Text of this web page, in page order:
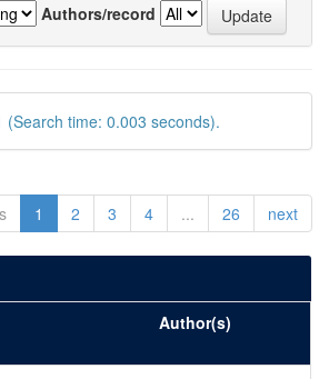
Authors/record
(Search time: 0.003 seconds).
1 2 3 4 ... 26 next
Author(s)